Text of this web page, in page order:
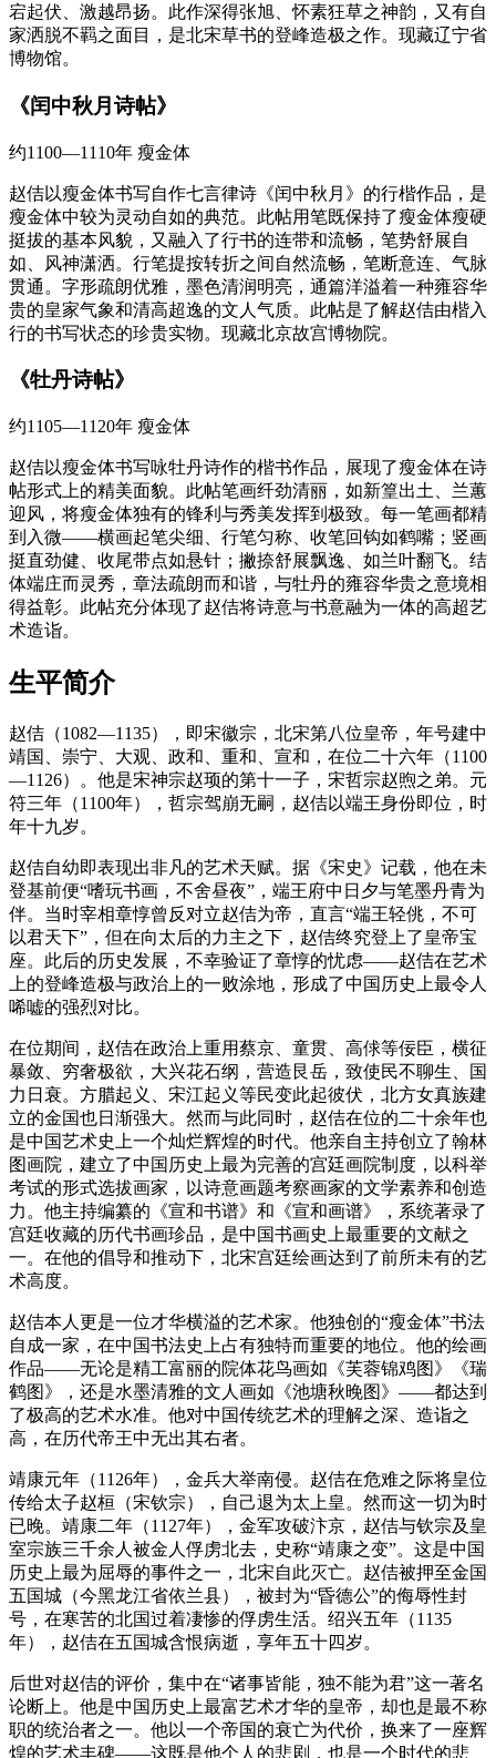
宕起伏、激越昂扬。此作深得张旭、怀素狂草之神韵，又有自
家洒脱不羁之面目，是北宋草书的登峰造极之作。现藏辽宁省
博物馆。
《闰中秋月诗帖》
约1100—1110年 瘦金体
赵佶以瘦金体书写自作七言律诗《闰中秋月》的行楷作品，是
瘦金体中较为灵动自如的典范。此帖用笔既保持了瘦金体瘦硬
挺拔的基本风貌，又融入了行书的连带和流畅，笔势舒展自
如、风神潇洒。行笔提按转折之间自然流畅，笔断意连、气脉
贯通。字形疏朗优雅，墨色清润明亮，通篇洋溢着一种雍容华
贵的皇家气象和清高超逸的文人气质。此帖是了解赵佶由楷入
行的书写状态的珍贵实物。现藏北京故宫博物院。
《牡丹诗帖》
约1105—1120年 瘦金体
赵佶以瘦金体书写咏牡丹诗作的楷书作品，展现了瘦金体在诗
帖形式上的精美面貌。此帖笔画纤劲清丽，如新篁出土、兰蕙
迎风，将瘦金体独有的锋利与秀美发挥到极致。每一笔画都精
到入微——横画起笔尖细、行笔匀称、收笔回钩如鹤嘴；竖画
挺直劲健、收尾带点如悬针；撇捺舒展飘逸、如兰叶翻飞。结
体端庄而灵秀，章法疏朗而和谐，与牡丹的雍容华贵之意境相
得益彰。此帖充分体现了赵佶将诗意与书意融为一体的高超艺
术造诣。
生平简介
赵佶（1082—1135），即宋徽宗，北宋第八位皇帝，年号建中
靖国、崇宁、大观、政和、重和、宣和，在位二十六年（1100
—1126）。他是宋神宗赵顼的第十一子，宋哲宗赵煦之弟。元
符三年（1100年），哲宗驾崩无嗣，赵佶以端王身份即位，时
年十九岁。
赵佶自幼即表现出非凡的艺术天赋。据《宋史》记载，他在未
登基前便“嗜玩书画，不舍昼夜”，端王府中日夕与笔墨丹青为
伴。当时宰相章惇曾反对立赵佶为帝，直言“端王轻佻，不可
以君天下”，但在向太后的力主之下，赵佶终究登上了皇帝宝
座。此后的历史发展，不幸验证了章惇的忧虑——赵佶在艺术
上的登峰造极与政治上的一败涂地，形成了中国历史上最令人
唏嘘的强烈对比。
在位期间，赵佶在政治上重用蔡京、童贯、高俅等佞臣，横征
暴敛、穷奢极欲，大兴花石纲，营造艮岳，致使民不聊生、国
力日衰。方腊起义、宋江起义等民变此起彼伏，北方女真族建
立的金国也日渐强大。然而与此同时，赵佶在位的二十余年也
是中国艺术史上一个灿烂辉煌的时代。他亲自主持创立了翰林
图画院，建立了中国历史上最为完善的宫廷画院制度，以科举
考试的形式选拔画家，以诗意画题考察画家的文学素养和创造
力。他主持编纂的《宣和书谱》和《宣和画谱》，系统著录了
宫廷收藏的历代书画珍品，是中国书画史上最重要的文献之
一。在他的倡导和推动下，北宋宫廷绘画达到了前所未有的艺
术高度。
赵佶本人更是一位才华横溢的艺术家。他独创的“瘦金体”书法
自成一家，在中国书法史上占有独特而重要的地位。他的绘画
作品——无论是精工富丽的院体花鸟画如《芙蓉锦鸡图》《瑞
鹤图》，还是水墨清雅的文人画如《池塘秋晚图》——都达到
了极高的艺术水准。他对中国传统艺术的理解之深、造诣之
高，在历代帝王中无出其右者。
靖康元年（1126年），金兵大举南侵。赵佶在危难之际将皇位
传给太子赵桓（宋钦宗），自己退为太上皇。然而这一切为时
已晚。靖康二年（1127年），金军攻破汴京，赵佶与钦宗及皇
室宗族三千余人被金人俘虏北去，史称“靖康之变”。这是中国
历史上最为屈辱的事件之一，北宋自此灭亡。赵佶被押至金国
五国城（今黑龙江省依兰县），被封为“昏德公”的侮辱性封
号，在寒苦的北国过着凄惨的俘虏生活。绍兴五年（1135
年），赵佶在五国城含恨病逝，享年五十四岁。
后世对赵佶的评价，集中在“诸事皆能，独不能为君”这一著名
论断上。他是中国历史上最富艺术才华的皇帝，却也是最不称
职的统治者之一。他以一个帝国的衰亡为代价，换来了一座辉
煌的艺术丰碑——这既是他个人的悲剧，也是一个时代的悲